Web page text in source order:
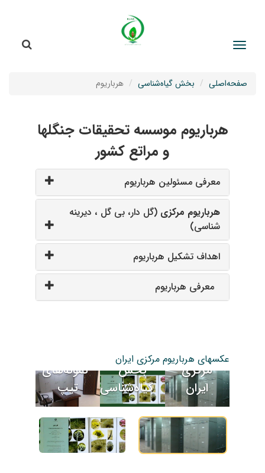
صفحه‌اصلی بخش گیاه‌شناسی هرباریوم
هرباریوم موسسه تحقیقات جنگلها
و مراتع کشور
معرفی مسئولین هرباریوم
هرباریوم مرکزی (گل دار، بی گل ، دیرینه
شناسی)
اهداف تشکیل هرباریوم
معرفی هرباریوم
عکسهای هرباریوم مرکزی ایران
هرباریوم
مرکزی
ایران
انتشارات
بخش
گیاه‌شناسی
نمونه‌های
تیپ